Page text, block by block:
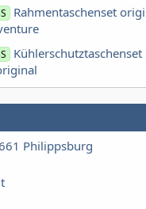
Rahmentaschenset
Kühlerschutztaschenset
Philippsburg